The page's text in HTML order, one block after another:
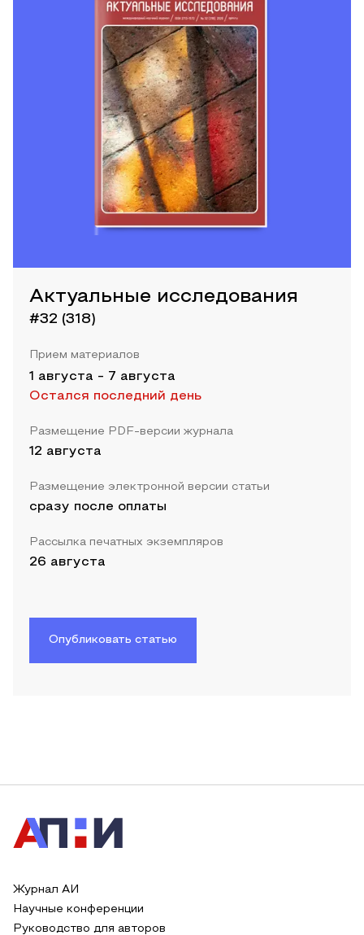
Актуальные исследования
#32 (318)
Прием материалов
1 августа - 7 августа
Остался последний день
Размещение PDF-версии журнала
12 августа
Размещение электронной версии статьи
сразу после оплаты
Рассылка печатных экземпляров
26 августа
Опубликовать статью
Журнал АИ
Научные конференции
Руководство для авторов